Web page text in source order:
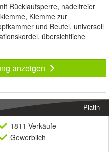
Rücklaufsperre, nadelfreier
Klemme zur
und Beutel, universell
übersichtliche
anzeigen
Platin
1811 Verkäufe
Gewerblich